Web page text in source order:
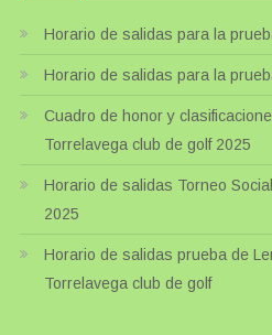
Horario de salidas para la
Horario de salidas para la
Cuadro de honor y
Torrelavega club de golf 2025
Horario de salidas Torneo
2025
Horario de salidas prueba de
Torrelavega club de golf